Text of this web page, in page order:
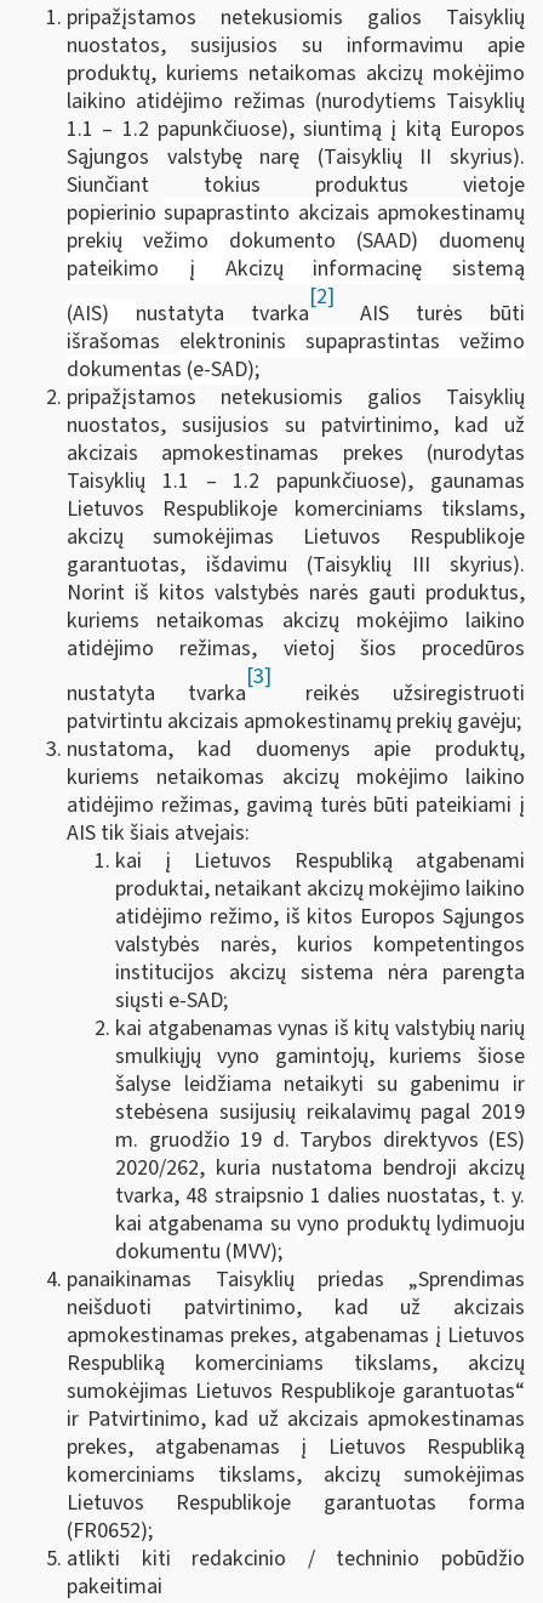
pripažįstamos netekusiomis galios Taisyklių
nuostatos, susijusios su informavimu apie
produktų, kuriems netaikomas akcizų mokėjimo
laikino atidėjimo režimas (nurodytiems Taisyklių
1.1 – 1.2 papunkčiuose), siuntimą į kitą Europos
Sąjungos valstybę narę (Taisyklių II skyrius).
Siunčiant tokius produktus vietoje
popieriniosupaprastinto akcizais apmokestinamų
prekių vežimo dokumento (SAAD) duomenų
pateikimo į Akcizų informacinę sistemą
(AIS) nustatyta tvarka
[2]
AIS turės būti
išrašomas elektroninis supaprastintas vežimo
dokumentas (e-SAD);
pripažįstamos netekusiomis galios Taisyklių
nuostatos, susijusios su patvirtinimo, kad už
akcizais apmokestinamas prekes (nurodytas
Taisyklių 1.1 – 1.2 papunkčiuose), gaunamas
Lietuvos Respublikoje komerciniams tikslams,
akcizų sumokėjimas Lietuvos Respublikoje
garantuotas, išdavimu (Taisyklių III skyrius).
Norint iš kitos valstybės narės gauti produktus,
kuriems netaikomas akcizų mokėjimo laikino
atidėjimo režimas, vietoj šios procedūros
nustatyta tvarka
[3]
reikės užsiregistruoti
patvirtintu akcizais apmokestinamų prekių gavėju;
nustatoma, kad duomenys apie produktų,
kuriems netaikomas akcizų mokėjimo laikino
atidėjimo režimas, gavimą turės būti pateikiami į
AIS tik šiais atvejais:
kai į Lietuvos Respubliką atgabenami
produktai, netaikant akcizų mokėjimo laikino
atidėjimo režimo, iš kitos Europos Sąjungos
valstybės narės, kurios kompetentingos
institucijos akcizų sistema nėra parengta
siųsti e-SAD;
kai atgabenamas vynas iš kitų valstybių narių
smulkiųjų vyno gamintojų, kuriems šiose
šalyse leidžiama netaikyti su gabenimu ir
stebėsena susijusių reikalavimų pagal 2019
m. gruodžio 19 d. Tarybos direktyvos (ES)
2020/262, kuria nustatoma bendroji akcizų
tvarka, 48 straipsnio 1 dalies nuostatas, t. y.
kai atgabenama suvyno produktų lydimuoju
dokumentu (MVV);
panaikinamas Taisyklių priedas „Sprendimas
neišduoti patvirtinimo, kad už akcizais
apmokestinamas prekes, atgabenamas į Lietuvos
Respubliką komerciniams tikslams, akcizų
sumokėjimas Lietuvos Respublikoje garantuotas“
ir Patvirtinimo, kad už akcizais apmokestinamas
prekes, atgabenamas į Lietuvos Respubliką
komerciniams tikslams, akcizų sumokėjimas
Lietuvos Respublikoje garantuotas forma
(FR0652);
atlikti kiti redakcinio / techninio pobūdžio
pakeitimai